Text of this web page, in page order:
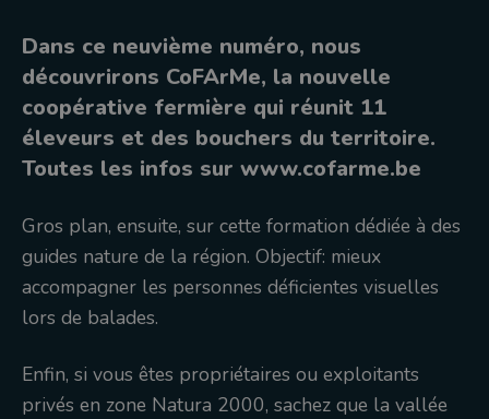
Dans ce neuvième numéro, nous
découvrirons CoFArMe, la nouvelle
coopérative fermière qui réunit 11
éleveurs et des bouchers du territoire.
Toutes les infos sur www.cofarme.be
Gros plan, ensuite, sur cette formation dédiée à des
guides nature de la région. Objectif: mieux
accompagner les personnes déficientes visuelles
lors de balades.
Enfin, si vous êtes propriétaires ou exploitants
privés en zone Natura 2000, sachez que la vallée